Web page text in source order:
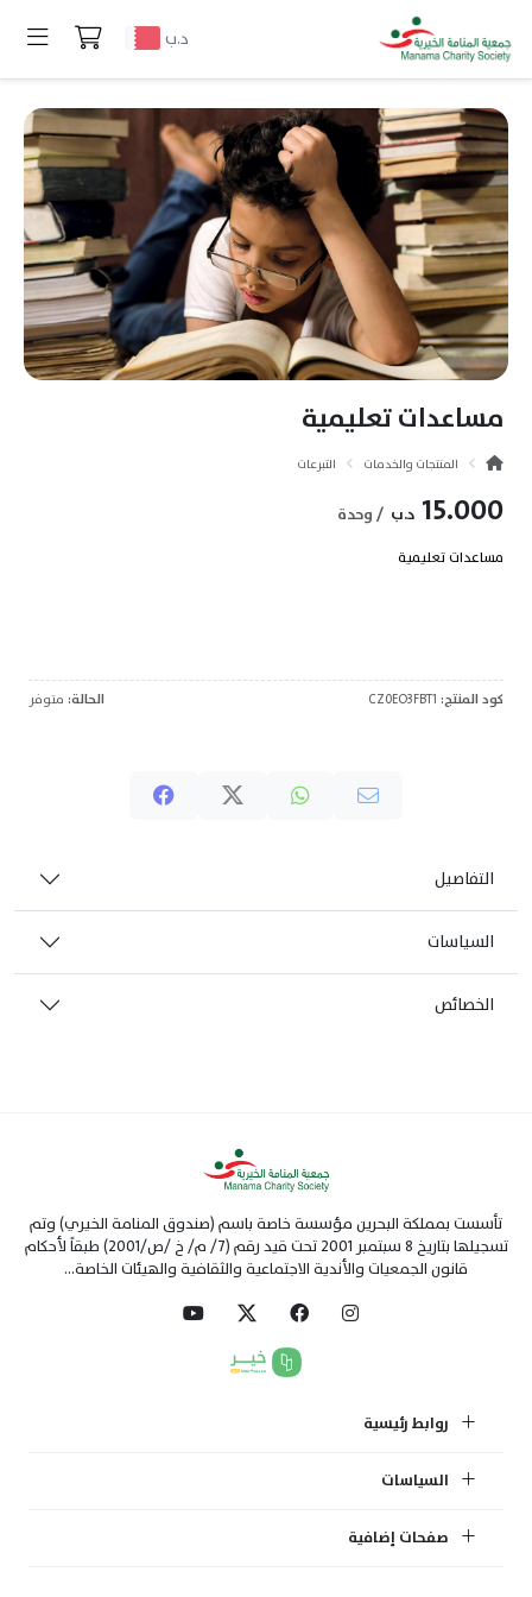
د.ب
مساعدات تعليمية
المنتجات والخدمات التبرعات
15.000 د.ب / وحدة
مساعدات تعليمية
كود المنتج: الحالة: متوفر
التفاصيل
السياسات
الخصائص
تأسست بمملكة البحرين مؤسسة خاصة باسم (صندوق المنامة الخيري) وتم
تسجيلها بتاريخ 8 سبتمبر 2001 تحت قيد رقم (7/ م/ خ /ص/2001) طبقاً لأحكام
قانون الجمعيات والأندية الاجتماعية والثقافية والهيئات الخاصة...
روابط رئيسية
السياسات
صفحات إضافية